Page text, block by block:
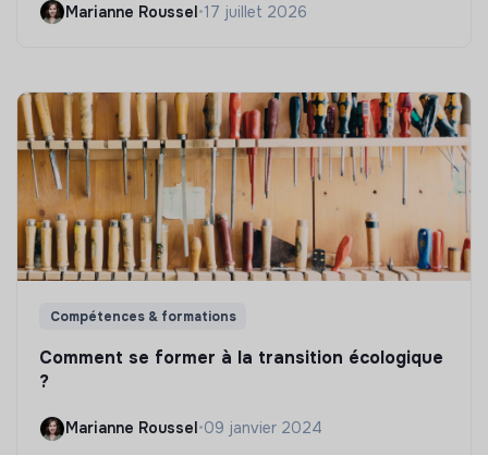
Marianne Roussel•17 juillet 2026
Compétences & formations
Comment se former à la transition écologique
?
Marianne Roussel •09 janvier 2024